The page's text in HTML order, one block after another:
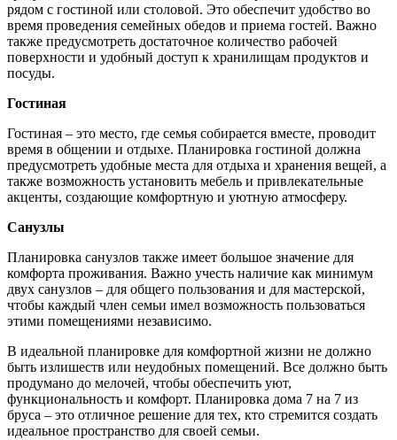
рядом с гостиной или столовой. Это обеспечит удобство во
время проведения семейных обедов и приема гостей. Важно
также предусмотреть достаточное количество рабочей
поверхности и удобный доступ к хранилищам продуктов и
посуды.
Гостиная
Гостиная – это место, где семья собирается вместе, проводит
время в общении и отдыхе. Планировка гостиной должна
предусмотреть удобные места для отдыха и хранения вещей, а
также возможность установить мебель и привлекательные
акценты, создающие комфортную и уютную атмосферу.
Санузлы
Планировка санузлов также имеет большое значение для
комфорта проживания. Важно учесть наличие как минимум
двух санузлов – для общего пользования и для мастерской,
чтобы каждый член семьи имел возможность пользоваться
этими помещениями независимо.
В идеальной планировке для комфортной жизни не должно
быть излишеств или неудобных помещений. Все должно быть
продумано до мелочей, чтобы обеспечить уют,
функциональность и комфорт. Планировка дома 7 на 7 из
бруса – это отличное решение для тех, кто стремится создать
идеальное пространство для своей семьи.